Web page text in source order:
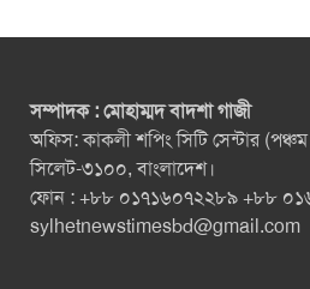
সম্পাদক : মোহাম্মদ বাদশা গাজী
অফিস: কাকলী শপিং সিটি সেন্টার
সিলেট-৩১০০, বাংলাদেশ।
ফোন : +৮৮ ০১৭১৬০৭২২৮৯ +৮৮
sylhetnewstimesbd@gmail.com